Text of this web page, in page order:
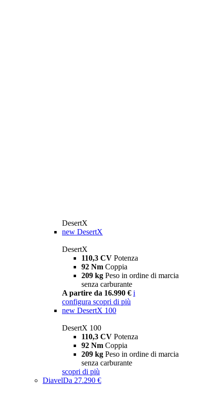
DesertX
new DesertX
DesertX
110,3 CV Potenza
92 Nm Coppia
209 kg Peso in ordine di marcia
senza carburante
A partire da 16.990 € i
configura scopri di più
new DesertX 100
DesertX 100
110,3 CV Potenza
92 Nm Coppia
209 kg Peso in ordine di marcia
senza carburante
scopri di più
DiavelDa 27.290 €